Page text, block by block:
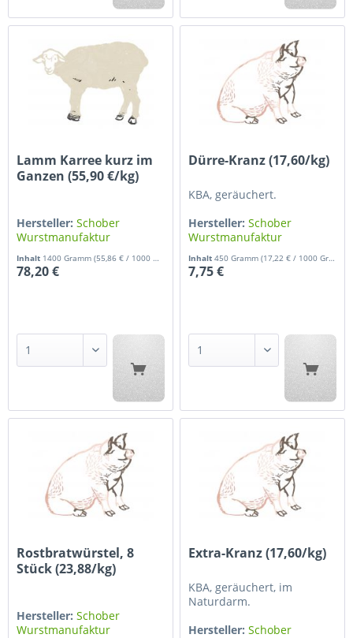
Lamm Karree kurz im
Ganzen (55,90 €/kg)
Hersteller: Schober
Wurstmanufaktur
Inhalt 1400 Gramm(55,86 € / 1000 Gramm)
78,20 €
Dürre-Kranz (17,60/kg)
KBA, geräuchert.
Hersteller: Schober
Wurstmanufaktur
Inhalt450 Gramm(17,22 € / 1000 Gramm)
7,75 €
Rostbratwürstel, 8
Stück (23,88/kg)
Hersteller: Schober
Wurstmanufaktur
Extra-Kranz (17,60/kg)
KBA, geräuchert, im
Naturdarm.
Hersteller: Schober